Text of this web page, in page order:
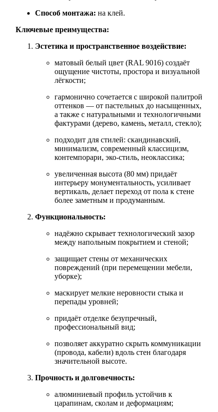
Способ монтажа: на клей.
Ключевые преимущества:
Эстетика и пространственное воздействие:
матовый белый цвет (RAL 9016) создаёт
ощущение чистоты, простора и визуальной
лёгкости;
гармонично сочетается с широкой палитрой
оттенков — от пастельных до насыщенных,
а также с натуральными и технологичными
фактурами (дерево, камень, металл, стекло);
подходит для стилей: скандинавский,
минимализм, современный классицизм,
контемпорари, эко‑стиль, неоклассика;
увеличенная высота (80 мм) придаёт
интерьеру монументальность, усиливает
вертикаль, делает переход от пола к стене
более заметным и продуманным.
Функциональность:
надёжно скрывает технологический зазор
между напольным покрытием и стеной;
защищает стены от механических
повреждений (при перемещении мебели,
уборке);
маскирует мелкие неровности стыка и
перепады уровней;
придаёт отделке безупречный,
профессиональный вид;
позволяет аккуратно скрыть коммуникации
(провода, кабели) вдоль стен благодаря
значительной высоте.
Прочность и долговечность:
алюминиевый профиль устойчив к
царапинам, сколам и деформациям;